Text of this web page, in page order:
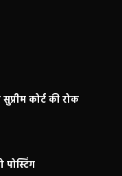
कोर्ट की रोक
पोस्टिंग